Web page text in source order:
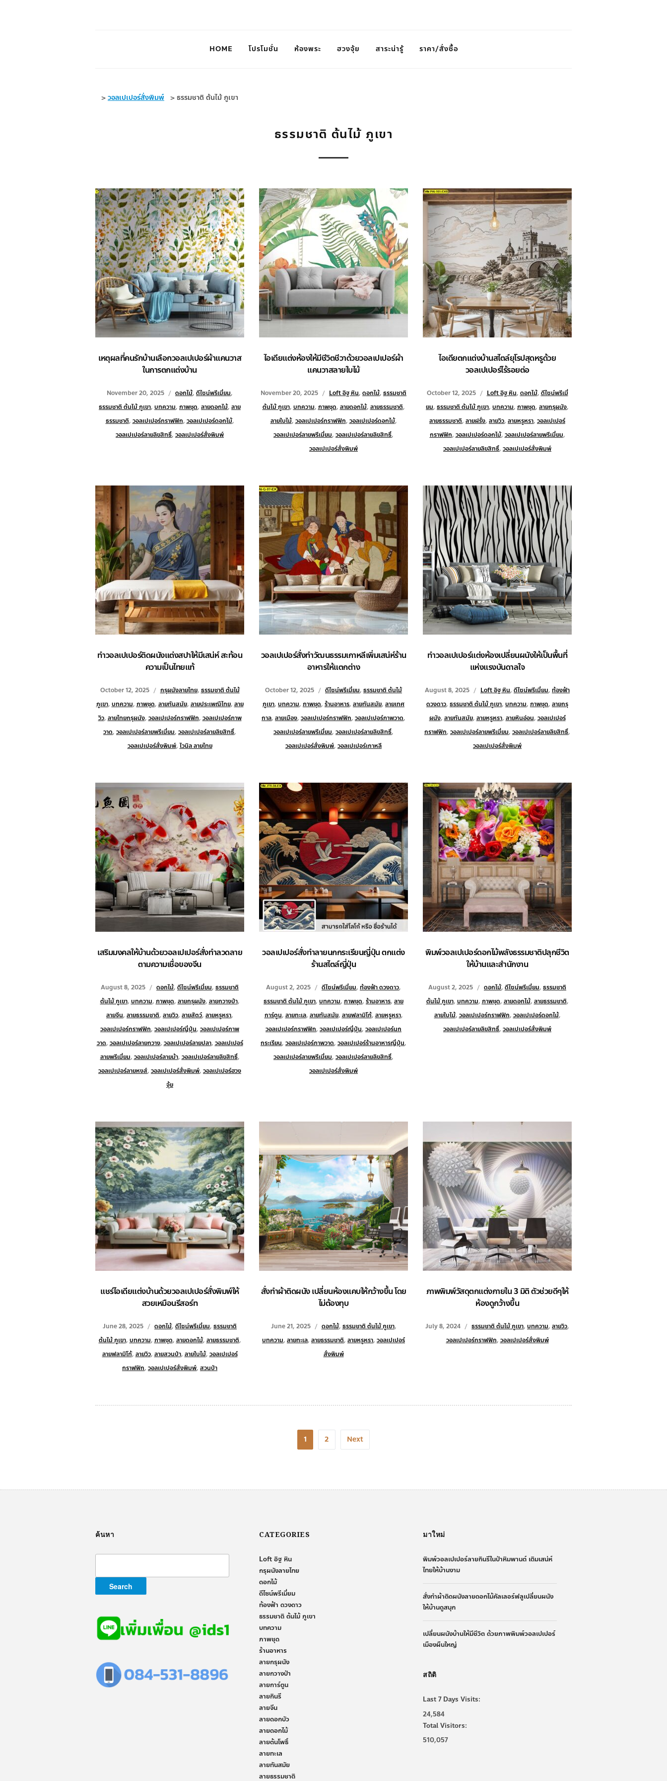
HOME โปรโมชั่น ห้องพระ ฮวงจุ้ย สาระน่ารู้ ราคา/สั่งซื้อ
>วอลเปเปอร์สั่งพิมพ์ >ธรรมชาติ ต้นไม้ ภูเขา
ธรรมชาติ ต้นไม้ ภูเขา
เหตุผลที่คนรักบ้านเลือกวอลเปเปอร์ผ้าแคนวาส
ในการตกแต่งบ้าน
November 20, 2025 ดอกไม้, ดีไซน์พรีเมี่ยม,
ธรรมชาติ ต้นไม้ ภูเขา, บทความ, ภาพชุด, ลายดอกไม้, ลาย
ธรรมชาติ, วอลเปเปอร์กราฟฟิก, วอลเปเปอร์ดอกไม้,
วอลเปเปอร์ลายลิขสิทธิ์, วอลเปเปอร์สั่งพิมพ์
ไอเดียแต่งห้องให้มีชีวิตชีวาด้วยวอลเปเปอร์ผ้า
แคนวาสลายใบไม้
November 20, 2025 Loft อิฐ หิน, ดอกไม้, ธรรมชาติ
ต้นไม้ ภูเขา, บทความ, ภาพชุด, ลายดอกไม้, ลายธรรมชาติ,
ลายใบไม้, วอลเปเปอร์กราฟฟิก, วอลเปเปอร์ดอกไม้,
วอลเปเปอร์ลายพรีเมี่ยม, วอลเปเปอร์ลายลิขสิทธิ์,
วอลเปเปอร์สั่งพิมพ์
ไอเดียตกแต่งบ้านสไตล์ยุโรปสุดหรูด้วย
วอลเปเปอร์ไร้รอยต่อ
October 12, 2025 Loft อิฐ หิน, ดอกไม้, ดีไซน์พรีเมี่
ยม, ธรรมชาติ ต้นไม้ ภูเขา, บทความ, ภาพชุด, ลายกรุผนัง,
ลายธรรมชาติ, ลายฝรั่ง, ลายวิว, ลายหรูหรา, วอลเปเปอร์
กราฟฟิก, วอลเปเปอร์ดอกไม้, วอลเปเปอร์ลายพรีเมี่ยม,
วอลเปเปอร์ลายลิขสิทธิ์, วอลเปเปอร์สั่งพิมพ์
ทำวอลเปเปอร์ติดผนังแต่งสปาให้มีเสน่ห์ สะท้อน
ความเป็นไทยแท้
October 12, 2025 กรุผนังลายไทย, ธรรมชาติ ต้นไม้
ภูเขา, บทความ, ภาพชุด, ลายทันสมัย, ลายประเพณีไทย, ลาย
วิว, ลายไทยกรุผนัง, วอลเปเปอร์กราฟฟิก, วอลเปเปอร์ภาพ
วาด, วอลเปเปอร์ลายพรีเมี่ยม, วอลเปเปอร์ลายลิขสิทธิ์,
วอลเปเปอร์สั่งพิมพ์,ไวนิล ลายไทย
วอลเปเปอร์สั่งทำวัฒนธรรมเกาหลีเพิ่มเสน่ห์ร้าน
อาหารให้แตกต่าง
October 12, 2025 ดีไซน์พรีเมี่ยม, ธรรมชาติ ต้นไม้
ภูเขา, บทความ, ภาพชุด, ร้านอาหาร, ลายทันสมัย, ลายเทศ
กาล, ลายเมือง, วอลเปเปอร์กราฟฟิก, วอลเปเปอร์ภาพวาด,
วอลเปเปอร์ลายพรีเมี่ยม, วอลเปเปอร์ลายลิขสิทธิ์,
วอลเปเปอร์สั่งพิมพ์, วอลเปเปอร์เกาหลี
ทำวอลเปเปอร์แต่งห้องเปลี่ยนผนังให้เป็นพื้นที่
แห่งแรงบันดาลใจ
August 8, 2025 Loft อิฐ หิน, ดีไซน์พรีเมี่ยม, ท้องฟ้า
ดวงดาว, ธรรมชาติ ต้นไม้ ภูเขา, บทความ, ภาพชุด, ลายกรุ
ผนัง, ลายทันสมัย, ลายหรูหรา, ลายหินอ่อน, วอลเปเปอร์
กราฟฟิก, วอลเปเปอร์ลายพรีเมี่ยม, วอลเปเปอร์ลายลิขสิทธิ์,
วอลเปเปอร์สั่งพิมพ์
เสริมมงคลให้บ้านด้วยวอลเปเปอร์สั่งทำลวดลาย
ตามความเชื่อของจีน
August 8, 2025 ดอกไม้, ดีไซน์พรีเมี่ยม, ธรรมชาติ
ต้นไม้ ภูเขา, บทความ, ภาพชุด, ลายกรุผนัง, ลายกวางป่า,
ลายจีน, ลายธรรมชาติ, ลายวิว, ลายสัตว์, ลายหรูหรา,
วอลเปเปอร์กราฟฟิก, วอลเปเปอร์ญี่ปุ่น, วอลเปเปอร์ภาพ
วาด, วอลเปเปอร์ลายกวาง, วอลเปเปอร์ลายปลา, วอลเปเปอร์
ลายพรีเมี่ยม, วอลเปเปอร์ลายม้า, วอลเปเปอร์ลายลิขสิทธิ์,
วอลเปเปอร์ลายหงส์, วอลเปเปอร์สั่งพิมพ์, วอลเปเปอร์ฮวง
จุ้ย
วอลเปเปอร์สั่งทำลายนกกระเรียนญี่ปุ่น ตกแต่ง
ร้านสไตล์ญี่ปุ่น
August 2, 2025 ดีไซน์พรีเมี่ยม, ท้องฟ้า ดวงดาว,
ธรรมชาติ ต้นไม้ ภูเขา, บทความ, ภาพชุด, ร้านอาหาร, ลาย
การ์ตูน, ลายทะเล, ลายทันสมัย, ลายฟลามิโก้, ลายหรูหรา,
วอลเปเปอร์กราฟฟิก, วอลเปเปอร์ญี่ปุ่น, วอลเปเปอร์นก
กระเรียน, วอลเปเปอร์ภาพวาด, วอลเปเปอร์ร้านอาหารญี่ปุ่น,
วอลเปเปอร์ลายพรีเมี่ยม, วอลเปเปอร์ลายลิขสิทธิ์,
วอลเปเปอร์สั่งพิมพ์
พิมพ์วอลเปเปอร์ดอกไม้พลังธรรมชาติปลุกชีวิต
ให้บ้านและสำนักงาน
August 2, 2025 ดอกไม้, ดีไซน์พรีเมี่ยม, ธรรมชาติ
ต้นไม้ ภูเขา, บทความ, ภาพชุด, ลายดอกไม้, ลายธรรมชาติ,
ลายใบไม้, วอลเปเปอร์กราฟฟิก, วอลเปเปอร์ดอกไม้,
วอลเปเปอร์ลายลิขสิทธิ์, วอลเปเปอร์สั่งพิมพ์
แชร์ไอเดียแต่งบ้านด้วยวอลเปเปอร์สั่งพิมพ์ให้
สวยเหมือนรีสอร์ท
June 28, 2025 ดอกไม้, ดีไซน์พรีเมี่ยม, ธรรมชาติ
ต้นไม้ ภูเขา, บทความ, ภาพชุด, ลายดอกไม้, ลายธรรมชาติ,
ลายฟลามิโก้, ลายวิว, ลายสวนป่า, ลายใบไม้, วอลเปเปอร์
กราฟฟิก, วอลเปเปอร์สั่งพิมพ์, สวนป่า
สั่งทำผ้าติดผนัง เปลี่ยนห้องแคบให้กว้างขึ้น โดย
ไม่ต้องทุบ
June 21, 2025 ดอกไม้, ธรรมชาติ ต้นไม้ ภูเขา,
บทความ, ลายทะเล, ลายธรรมชาติ, ลายหรูหรา, วอลเปเปอร์
สั่งพิมพ์
ภาพพิมพ์วัสดุตกแต่งภายใน 3 มิติ ตัวช่วยดีๆให้
ห้องดูกว้างขึ้น
July 8, 2024 ธรรมชาติ ต้นไม้ ภูเขา, บทความ, ลายวิว,
วอลเปเปอร์กราฟฟิก, วอลเปเปอร์สั่งพิมพ์
1 2 Next
ค้นหา CATEGORIES
Loft อิฐ หิน
กรุผนังลายไทย
ดอกไม้
ดีไซน์พรีเมี่ยม
ท้องฟ้า ดวงดาว
ธรรมชาติ ต้นไม้ ภูเขา
บทความ
ภาพชุด
ร้านอาหาร
ลายกรุผนัง
ลายกวางป่า
ลายการ์ตูน
ลายกินรี
ลายจีน
ลายดอกบัว
ลายดอกไม้
ลายต้นโพธิ์
ลายทะเล
ลายทันสมัย
ลายธรรมชาติ
มาใหม่
พิมพ์วอลเปเปอร์ลายกินรีในป่าหิมพานต์ เติมเสน่ห์
ไทยให้บ้านงาม
สั่งทำผ้าติดผนังลายดอกไม้คัลเลอร์ฟลูเปลี่ยนผนัง
ให้บ้านดูสนุก
เปลี่ยนผนังบ้านให้มีชีวิต ด้วยภาพพิมพ์วอลเปเปอร์
เมืองผืนใหญ่
สถิติ
Last 7 Days Visits:
24,584
Total Visitors:
510,057